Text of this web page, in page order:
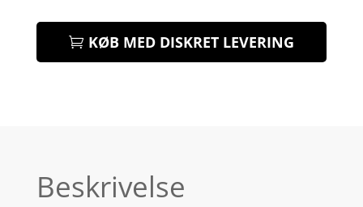
KØB MED DISKRET LEVERING
Beskrivelse